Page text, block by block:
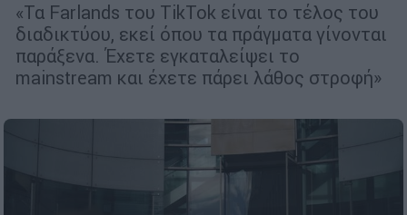
«Τα Farlands του TikTok είναι το τέλος του
διαδικτύου, εκεί όπου τα πράγματα γίνονται
παράξενα. Έχετε εγκαταλείψει το
mainstream και έχετε πάρει λάθος στροφή»